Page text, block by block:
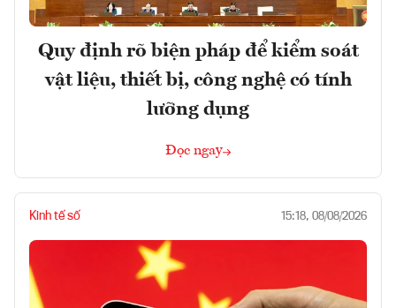
Quy định rõ biện pháp để kiểm soát
vật liệu, thiết bị, công nghệ có tính
lưỡng dụng
Đọc ngay
Kinh tế số 15:18, 08/08/2026